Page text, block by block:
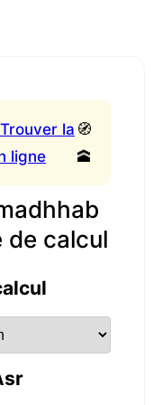
la
ligne
🧭
🕋
de calcul